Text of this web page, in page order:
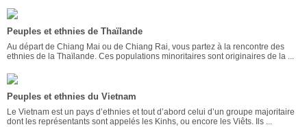
Peuples et ethnies de Thaïlande
Au départ de Chiang Mai ou de Chiang Rai, vous partez à la rencontre des
ethnies de la Thaïlande. Ces populations minoritaires sont originaires de la ...
Peuples et ethnies du Vietnam
Le Vietnam est un pays d’ethnies et tout d’abord celui d’un groupe majoritaire
dont les représentants sont appelés les Kinhs, ou encore les Viêts. Ils ...